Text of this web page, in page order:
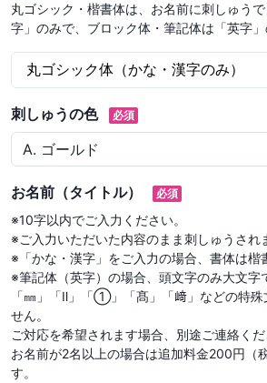
丸ゴシック・楷書体は、お名前に刺しゅう
字」のみで、ブロック体・筆記体は「英字」
刺しゅうの色 必須
お名前（タイトル） 必須
※10字以内でご入力ください。
※ご入力いただいた内容のまま刺しゅうされ
※「かな・漢字」をご入力の場合、書体は楷
※筆記体（英字）の場合、頭文字のみ大文字
「㎜」「Ⅱ」「①」「髙」「﨑」などの特殊
せん。
ご対応を希望されます場合、別途ご連絡くだ
お名前が2名以上の場合は追加料金200円（
す。